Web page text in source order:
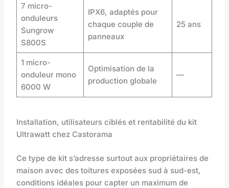
7 micro-
onduleurs
Sungrow
S800S
IPX6, adaptés pour
chaque couple de
panneaux
25 ans
1 micro-
onduleur mono
6000 W
Optimisation de la
production globale
—
Installation, utilisateurs ciblés et rentabilité du kit
Ultrawatt chez Castorama
Ce type de kit s’adresse surtout aux propriétaires de
maison avec des toitures exposées sud à sud-est,
conditions idéales pour capter un maximum de